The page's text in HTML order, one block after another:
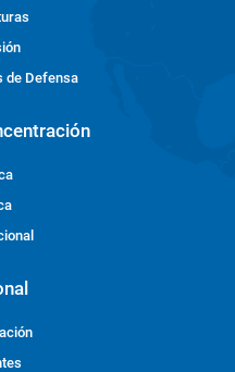
de Defensa